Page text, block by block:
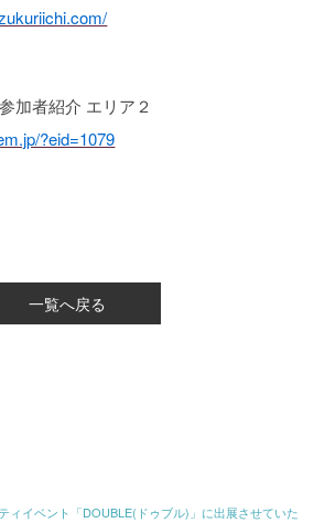
加者紹介 エリア２
?eid=1079
一覧へ戻る
ィイベント「DOUBLE(ドゥブル)」に出展させていた